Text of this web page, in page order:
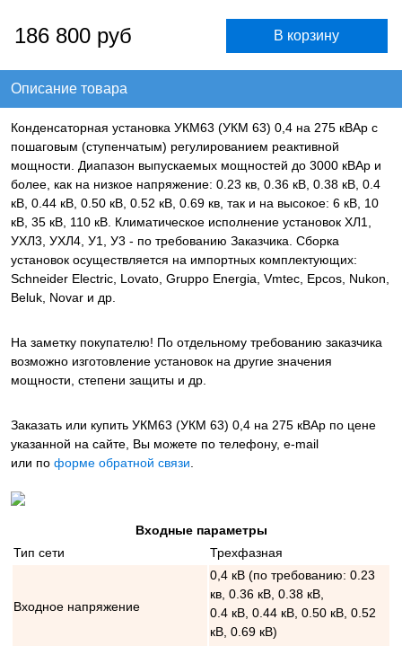
186 800 руб
Описание товара
Конденсаторная установка УКМ63 (УКМ 63) 0,4 на 275 кВАр с
пошаговым (ступенчатым) регулированием реактивной
мощности. Диапазон выпускаемых мощностей до 3000 кВАр и
более, как на низкое напряжение: 0.23 кв, 0.36 кВ, 0.38 кВ, 0.4
кВ, 0.44 кВ, 0.50 кВ, 0.52 кВ, 0.69 кв, так и на высокое: 6 кВ, 10
кВ, 35 кВ, 110 кВ. Климатическое исполнение установок ХЛ1,
УХЛ3, УХЛ4, У1, У3 - по требованию Заказчика. Сборка
установок осуществляется на импортных комплектующих:
Schneider Electric, Lovato, Gruppo Energia, Vmtec, Epcos, Nukon,
Beluk, Novar и др.
На заметку покупателю! По отдельному требованию заказчика
возможно изготовление установок на другие значения
мощности, степени защиты и др.
Заказать или купить УКМ63 (УКМ 63) 0,4 на 275 кВАр по цене
указанной на сайте, Вы можете по телефону, e-mail
или по форме обратной связи.
Входные параметры
Тип сети
Трехфазная
Входное напряжение
0,4 кВ (по требованию: 0.23
кв, 0.36 кВ, 0.38 кВ,
0.4 кВ, 0.44 кВ, 0.50 кВ, 0.52
кВ, 0.69 кВ)